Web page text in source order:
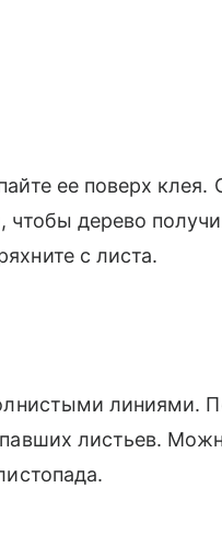
ее поверх клея.
дерево
с листа.
линиями.
листьев.